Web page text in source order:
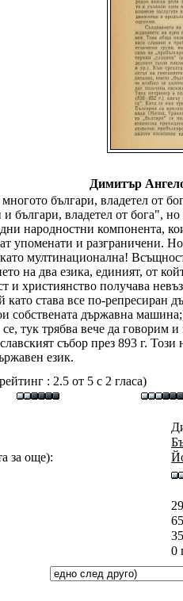
Димитър
българи, владетел от
българи, владетел от бога",
народностни компонента,
упоменати и разграничени.
мултинационална!
на два езика, единият, от
и християнство получава
като става все по-
собствената държавна
тук трябва вече да говорим
събор през 893 г. Този
език.
: 2.5 от 5 с 2 гласа)
за още):
0